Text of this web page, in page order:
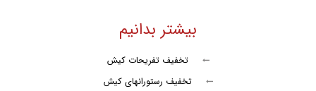
بیشتر بدانیم
تخفیف تفریحات کیش
تخفیف رستورانهای کیش